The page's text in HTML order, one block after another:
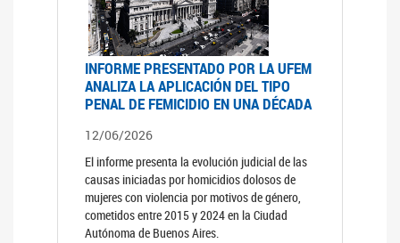
INFORME PRESENTADO POR LA UFEM
ANALIZA LA APLICACIÓN DEL TIPO
PENAL DE FEMICIDIO EN UNA DÉCADA
12/06/2026
El informe presenta la evolución judicial de las
causas iniciadas por homicidios dolosos de
mujeres con violencia por motivos de género,
cometidos entre 2015 y 2024 en la Ciudad
Autónoma de Buenos Aires.